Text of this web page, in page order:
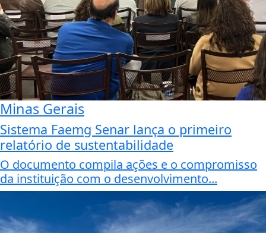
Minas Gerais
Sistema Faemg Senar lança o primeiro
relatório de sustentabilidade
O documento compila ações e o compromisso
da instituição com o desenvolvimento...